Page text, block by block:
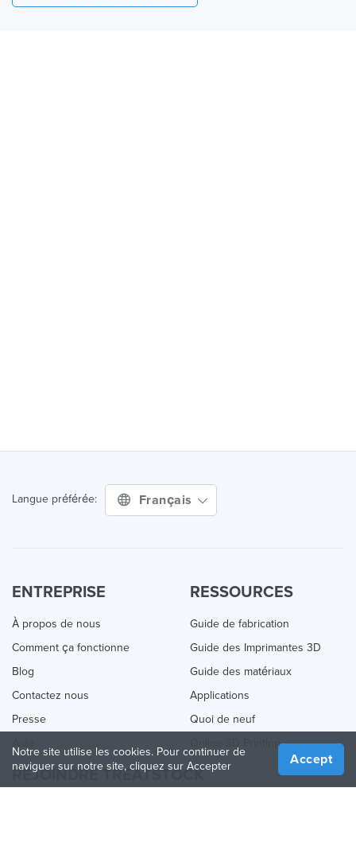
Langue préférée: Français
ENTREPRISE
À propos de nous
Comment ça fonctionne
Blog
Contactez nous
Presse
RESSOURCES
Guide de fabrication
Guide des Imprimantes 3D
Guide des matériaux
Applications
Quoi de neuf
Online 3D Printing
REJOINDRE TREATSTOCK
Notre site utilise les cookies. Pour continuer de
naviguer sur notre site, cliquez sur Accepter
Accept